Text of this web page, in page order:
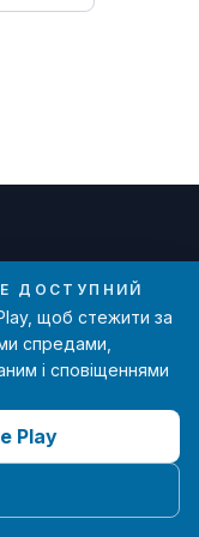
для
часі з
ДОСТУПНИЙ
щоб стежити за
спредами,
і сповіщеннями
Play